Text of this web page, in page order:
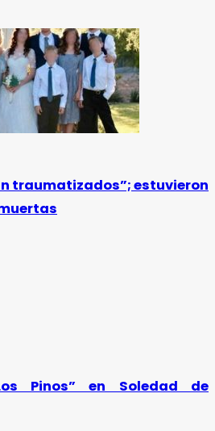
traumatizados”; estuvieron
Pinos” en Soledad de